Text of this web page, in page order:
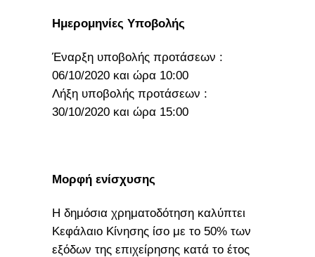
Ημερομηνίες Υποβολής
Έναρξη υποβολής προτάσεων :
06/10/2020 και ώρα 10:00
Λήξη υποβολής προτάσεων :
30/10/2020 και ώρα 15:00
Μορφή ενίσχυσης
Η δημόσια χρηματοδότηση καλύπτει
Κεφάλαιο Κίνησης ίσο με το 50% των
εξόδων της επιχείρησης κατά το έτος